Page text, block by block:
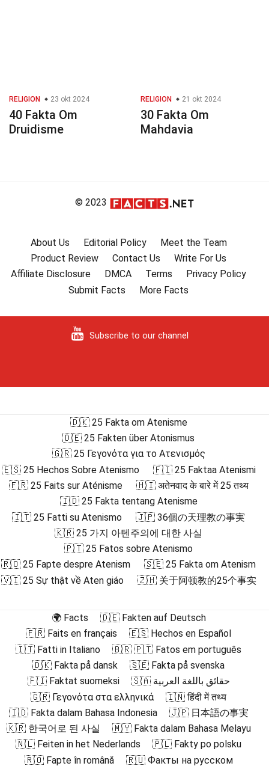
RELIGION 23 okt 2024
40 Fakta Om
Druidisme
RELIGION 21 okt 2024
30 Fakta Om
Mahdavia
© 2023
About Us Editorial Policy
Meet the Team
Product Review
Contact Us
Write For Us
Affiliate Disclosure
DMCA Terms
Privacy Policy
Submit Facts
More Facts
Subscribe to our channel
🇩🇰 25 Fakta om Atenisme
🇩🇪 25 Fakten über Atonismus
🇬🇷 25 Γεγονότα για το Ατενισμός
🇪🇸 25 Hechos Sobre Atenismo
🇫🇮 25 Faktaa Atenismi
🇫🇷 25 Faits sur Aténisme
🇭🇮 अतेनवाद के बारे में 25 तथ्य
🇮🇩 25 Fakta tentang Atenisme
🇮🇹 25 Fatti su Atenismo
🇯🇵 36個の天理教の事実
🇰🇷 25 가지 아텐주의에 대한 사실
🇵🇹 25 Fatos sobre Atenismo
🇷🇴 25 Fapte despre Atenism
🇸🇪 25 Fakta om Atenism
🇻🇮 25 Sự thật về Aten giáo
🇿🇭 关于阿顿教的25个事实
🌍 Facts
🇩🇪 Fakten auf Deutsch
🇫🇷 Faits en français
🇪🇸 Hechos en Español
🇮🇹 Fatti in Italiano
🇧🇷 🇵🇹 Fatos em português
🇩🇰 Fakta på dansk
🇸🇪 Fakta på svenska
🇫🇮 Faktat suomeksi
🇸🇦 حقائق باللغة العربية
🇬🇷 Γεγονότα στα ελληνικά
🇮🇳 हिंदी में तथ्य
🇮🇩 Fakta dalam Bahasa Indonesia
🇯🇵 日本語の事実
🇰🇷 한국어로 된 사실
🇲🇾 Fakta dalam Bahasa Melayu
🇳🇱 Feiten in het Nederlands
🇵🇱 Fakty po polsku
🇷🇴 Fapte în română
🇷🇺 Факты на русском